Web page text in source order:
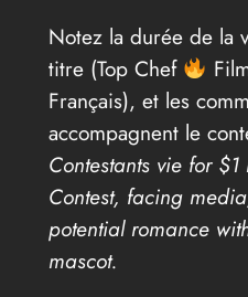
Notez la durée de la
titre (Top Chef
Français), et les
accompagnent le
Contestants vie for
Contest, facing
potential romance
mascot.